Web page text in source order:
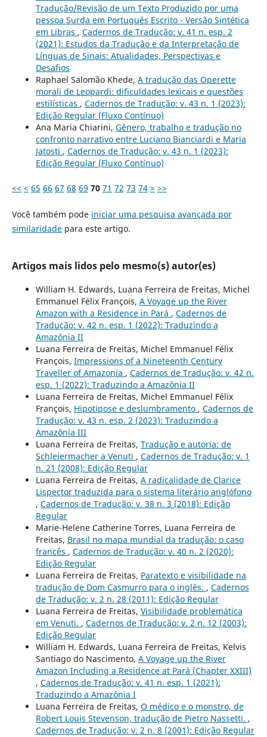
Tradução/Revisão de um Texto Produzido por uma
pessoa Surda em Português Escrito - Versão Sintética
em Libras , Cadernos de Tradução: v. 41 n. esp. 2
(2021): Estudos da Tradução e da Interpretação de
Línguas de Sinais: Atualidades, Perspectivas e
Desafios
Raphael Salomão Khede, A tradução das Operette
morali de Leopardi: dificuldades lexicais e questões
estilísticas , Cadernos de Tradução: v. 43 n. 1 (2023):
Edição Regular (Fluxo Contínuo)
Ana Maria Chiarini, Gênero, trabalho e tradução no
confronto narrativo entre Luciano Bianciardi e Maria
Jatosti , Cadernos de Tradução: v. 43 n. 1 (2023):
Edição Regular (Fluxo Contínuo)
<< < 65 66 67 68 69 70 71 72 73 74 > >>
Você também pode iniciar uma pesquisa avançada por
similaridadepara este artigo.
Artigos mais lidos pelo mesmo(s) autor(es)
William H. Edwards, Luana Ferreira de Freitas, Michel
Emmanuel Félix François, A Voyage up the River
Amazon with a Residence in Pará , Cadernos de
Tradução: v. 42 n. esp. 1 (2022): Traduzindo a
Amazônia II
Luana Ferreira de Freitas, Michel Emmanuel Félix
François, Impressions of a Nineteenth Century
Traveller of Amazonia , Cadernos de Tradução: v. 42 n.
esp. 1 (2022): Traduzindo a Amazônia II
Luana Ferreira de Freitas, Michel Emmanuel Félix
François, Hipotipose e deslumbramento , Cadernos de
Tradução: v. 43 n. esp. 2 (2023): Traduzindo a
Amazônia III
Luana Ferreira de Freitas, Tradução e autoria: de
Schleiermacher a Venuti , Cadernos de Tradução: v. 1
n. 21 (2008): Edição Regular
Luana Ferreira de Freitas, A radicalidade de Clarice
Lispector traduzida para o sistema literário anglófono
, Cadernos de Tradução: v. 38 n. 3 (2018): Edição
Regular
Marie-Helene Catherine Torres, Luana Ferreira de
Freitas, Brasil no mapa mundial da tradução: o caso
francês , Cadernos de Tradução: v. 40 n. 2 (2020):
Edição Regular
Luana Ferreira de Freitas, Paratexto e visibilidade na
tradução de Dom Casmurro para o inglês. , Cadernos
de Tradução: v. 2 n. 28 (2011): Edição Regular
Luana Ferreira de Freitas, Visibilidade problemática
em Venuti. , Cadernos de Tradução: v. 2 n. 12 (2003):
Edição Regular
William H. Edwards, Luana Ferreira de Freitas, Kelvis
Santiago do Nascimento, A Voyage up the River
Amazon Including a Residence at Pará (Chapter XXIII)
, Cadernos de Tradução: v. 41 n. esp. 1 (2021):
Traduzindo a Amazônia I
Luana Ferreira de Freitas, O médico e o monstro, de
Robert Louis Stevenson, tradução de Pietro Nassetti. ,
Cadernos de Tradução: v. 2 n. 8 (2001): Edição Regular